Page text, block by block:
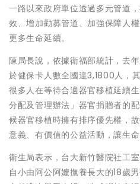
一路以來政府單位透過多元管道
效、增加勸募管道、加強保障人
更多生命延續。
陳局長說，依據衛福部統計，去
於健保卡人數全國達3,1800人，
很多人在等待合適器官移植延續
分配及管理辦法」器官捐贈者的
候器官移植時擁有排序優先權，
意義、有價值的公益活動，讓生命
衛生局表示，台大新竹醫院社工
自小由阿公阿嬤撫養長大的18歲